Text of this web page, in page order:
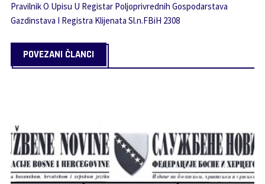
Pravilnik O Upisu U Registar Poljoprivrednih Gospodarstava
Gazdinstava I Registra Klijenata Sl.n.FBiH 2308
POVEZANI ČLANCI